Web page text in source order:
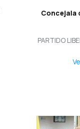
Concejala
PARTIDO